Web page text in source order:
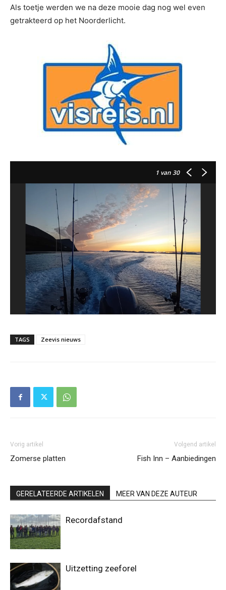
Als toetje werden we na deze mooie dag nog wel even
getrakteerd op het Noorderlicht.
1 van 30
TAGS Zeevis nieuws
Vorig artikel
Zomerse platten
Volgend artikel
Fish Inn – Aanbiedingen
GERELATEERDE ARTIKELEN MEER VAN DEZE AUTEUR
Recordafstand
Uitzetting zeeforel